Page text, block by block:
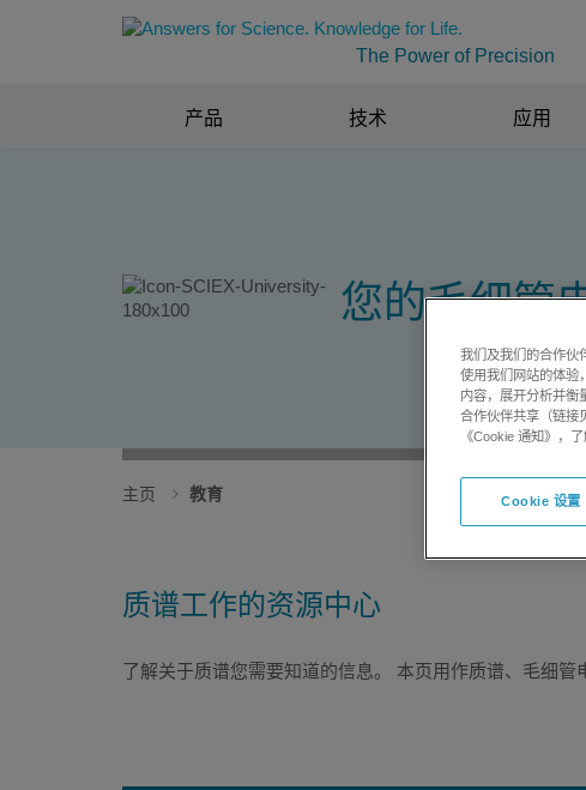
The Power of Precision
产品 技术 应用
您的毛细管
主页 教育
质谱工作的资源中心
了解关于质谱您需要知道的信息。 本页用作质谱、毛细
我们及我们的合作伙
使用我们网站的体验
内容，展开分析并衡
合作伙伴共享（链接
《Cookie 通知》，
Cookie 设置